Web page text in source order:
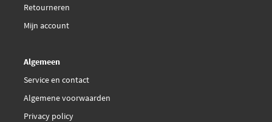
Retourneren
Mijn account
Algemeen
Service en contact
Algemene voorwaarden
Privacy policy